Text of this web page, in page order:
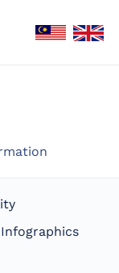
Infographics